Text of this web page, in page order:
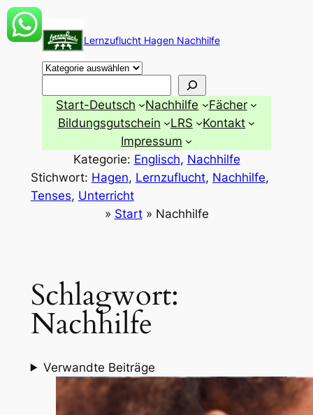
Zum
Inhalt
springen
Lernzuflucht Hagen Nachhilfe
Start-Deutsch Nachhilfe
Fächer
Bildungsgutschein
LRS
Kontakt
Impressum
Kategorie: Englisch, Nachhilfe
Stichwort: Hagen, Lernzuflucht, Nachhilfe
Tenses, Unterricht
» Start» Nachhilfe
Schlagwort:
Nachhilfe
Verwandte Beiträge